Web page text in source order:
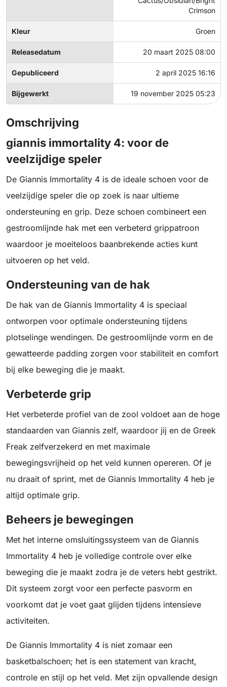
Crimson
Kleur Groen
Releasedatum 20 maart 2025 08:00
Gepubliceerd 2 april 2025 16:16
Bijgewerkt 19 november 2025 05:23
Omschrijving
giannis immortality 4: voor de
veelzijdige speler
De Giannis Immortality 4 is de ideale schoen voor de
veelzijdige speler die op zoek is naar ultieme
ondersteuning en grip. Deze schoen combineert een
gestroomlijnde hak met een verbeterd grippatroon
waardoor je moeiteloos baanbrekende acties kunt
uitvoeren op het veld.
Ondersteuning van de hak
De hak van de Giannis Immortality 4 is speciaal
ontworpen voor optimale ondersteuning tijdens
plotselinge wendingen. De gestroomlijnde vorm en de
gewatteerde padding zorgen voor stabiliteit en comfort
bij elke beweging die je maakt.
Verbeterde grip
Het verbeterde profiel van de zool voldoet aan de hoge
standaarden van Giannis zelf, waardoor jij en de Greek
Freak zelfverzekerd en met maximale
bewegingsvrijheid op het veld kunnen opereren. Of je
nu draait of sprint, met de Giannis Immortality 4 heb je
altijd optimale grip.
Beheers je bewegingen
Met het interne omsluitingssysteem van de Giannis
Immortality 4 heb je volledige controle over elke
beweging die je maakt zodra je de veters hebt gestrikt.
Dit systeem zorgt voor een perfecte pasvorm en
voorkomt dat je voet gaat glijden tijdens intensieve
activiteiten.
De Giannis Immortality 4 is niet zomaar een
basketbalschoen; het is een statement van kracht,
controle en stijl op het veld. Met zijn opvallende design